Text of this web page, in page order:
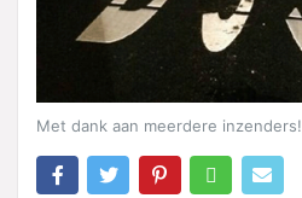
Met dank aan meerdere inzenders!